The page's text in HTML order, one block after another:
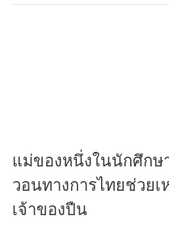
แม่ของหนึ่งในนักศึก
วอนทางการไทยช่วย
เจ้าของปืน